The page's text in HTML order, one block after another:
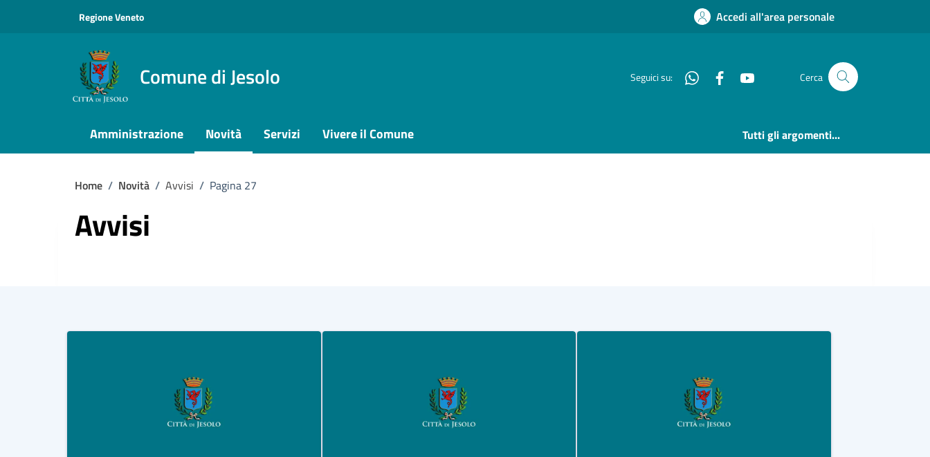
Regione Veneto Accedi all'area personale
Comune di Jesolo Seguici su: WhatsappFacebook Cerca
Amministrazione Novità Servizi Vivere il Comune Tutti gli argomenti...
Home / Novità / Avvisi / Pagina 27
Avvisi